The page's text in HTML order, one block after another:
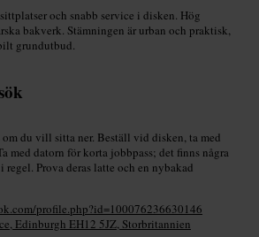
och snabb service i disken. Hög
bakverk. Stämningen är urban och praktisk,
grundutbud.
du vill sitta ner. Beställ vid disken, ta med
med datorn för korta jobbpass; det finns några
Prova deras latte och en nybakad
profile.php?id=100076236630146
Edinburgh EH12 5JZ, Storbritannien